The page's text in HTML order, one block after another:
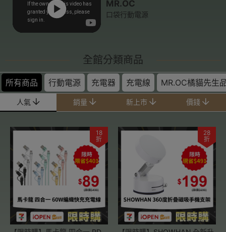
MR.OC
口袋行動電源
全館分類商品
所有商品 行動電源 充電器 充電線 MR.OC橘貓先生
人氣 銷量 新上市 價錢
18
折
28
折